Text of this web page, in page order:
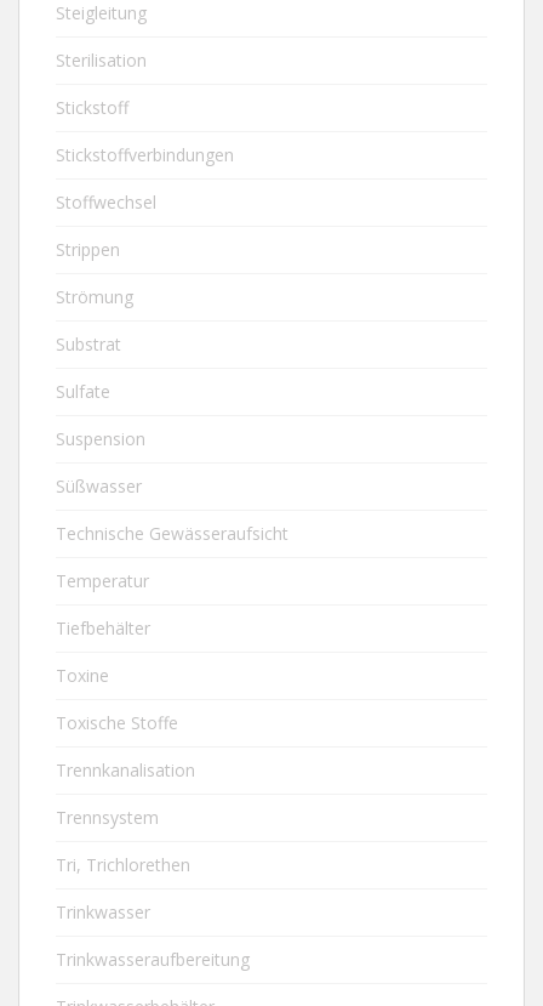
Steigleitung
Sterilisation
Stickstoff
Stickstoffverbindungen
Stoffwechsel
Strippen
Strömung
Substrat
Sulfate
Suspension
Süßwasser
Technische Gewässeraufsicht
Temperatur
Tiefbehälter
Toxine
Toxische Stoffe
Trennkanalisation
Trennsystem
Tri, Trichlorethen
Trinkwasser
Trinkwasseraufbereitung